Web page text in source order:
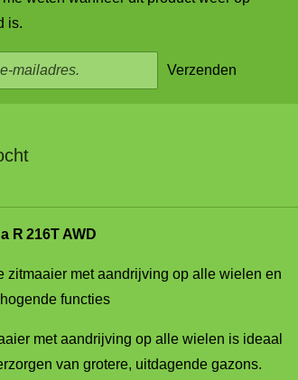
is.
Verzenden
R 216T AWD
zitmaaier met aandrijving op alle wielen en
functies
met aandrijving op alle wielen is ideaal
van grotere, uitdagende gazons.